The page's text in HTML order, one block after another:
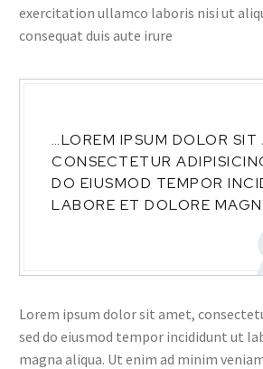
exercitation ullamco laboris nisi ut
consequat duis aute irure
…LOREM IPSUM DOLOR SIT
CONSECTETUR
DO EIUSMOD TEMPOR
LABORE ET DOLORE
Lorem ipsum dolor sit amet,
sed do eiusmod tempor incididunt ut
magna aliqua. Ut enim ad minim